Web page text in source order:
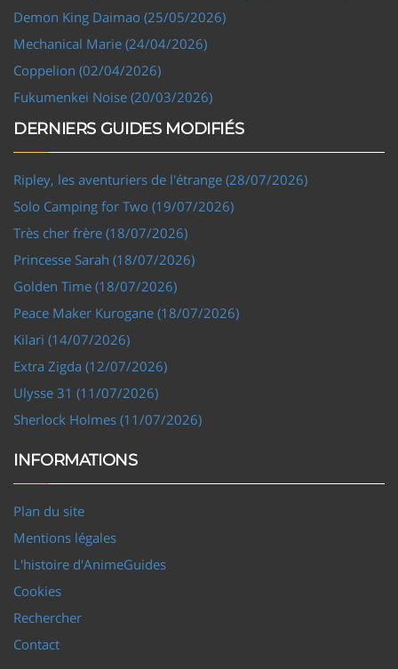
Demon King Daimao (25/05/2026)
Mechanical Marie (24/04/2026)
Coppelion (02/04/2026)
Fukumenkei Noise (20/03/2026)
DERNIERS GUIDES MODIFIÉS
Ripley, les aventuriers de l'étrange (28/07/2026)
Solo Camping for Two (19/07/2026)
Très cher frère (18/07/2026)
Princesse Sarah (18/07/2026)
Golden Time (18/07/2026)
Peace Maker Kurogane (18/07/2026)
Kilari (14/07/2026)
Extra Zigda (12/07/2026)
Ulysse 31 (11/07/2026)
Sherlock Holmes (11/07/2026)
INFORMATIONS
Plan du site
Mentions légales
L'histoire d'AnimeGuides
Cookies
Rechercher
Contact